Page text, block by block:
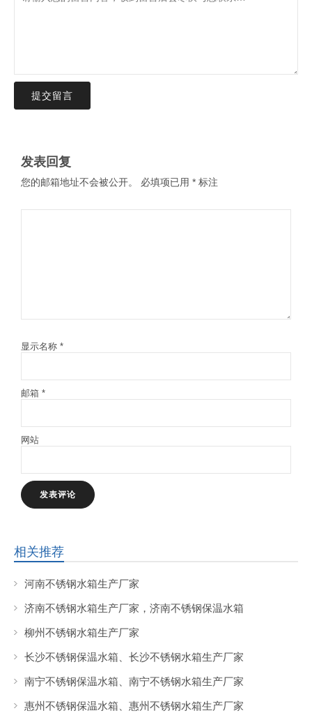
提交留言
发表回复
您的邮箱地址不会被公开。 必填项已用 * 标注
显示名称 *
邮箱 *
网站
相关推荐
河南不锈钢水箱生产厂家
济南不锈钢水箱生产厂家，济南不锈钢保温水箱
柳州不锈钢水箱生产厂家
长沙不锈钢保温水箱、长沙不锈钢水箱生产厂家
南宁不锈钢保温水箱、南宁不锈钢水箱生产厂家
惠州不锈钢保温水箱、惠州不锈钢水箱生产厂家